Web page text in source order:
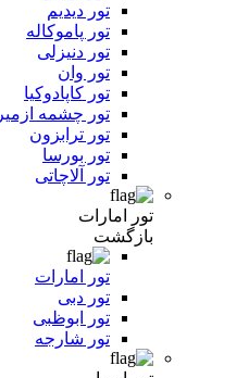
تور دیدیم
تور پاموکاله
تور دنیزلی
تور وان
تور کاپادوکیا
تور چشمه ازمیر
تور ترابزون
تور بورسا
تور آلاچاتی
تور امارات
بازگشت
تور امارات
تور دبی
تور ابوظبی
تور شارجه